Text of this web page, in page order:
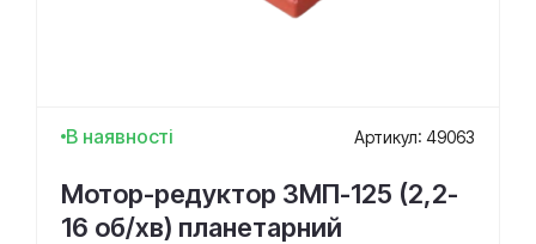
В наявності Артикул: 49063
Мотор-редуктор 3МП-125 (2,2-
16 об/хв) планетарний